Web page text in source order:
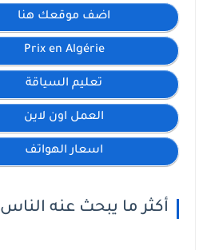
اضف موقعك هنا
Prix en Algérie
تعليم السياقة
العمل اون لاين
اسعار الهواتف
أكثر ما يبحث عنه الناس